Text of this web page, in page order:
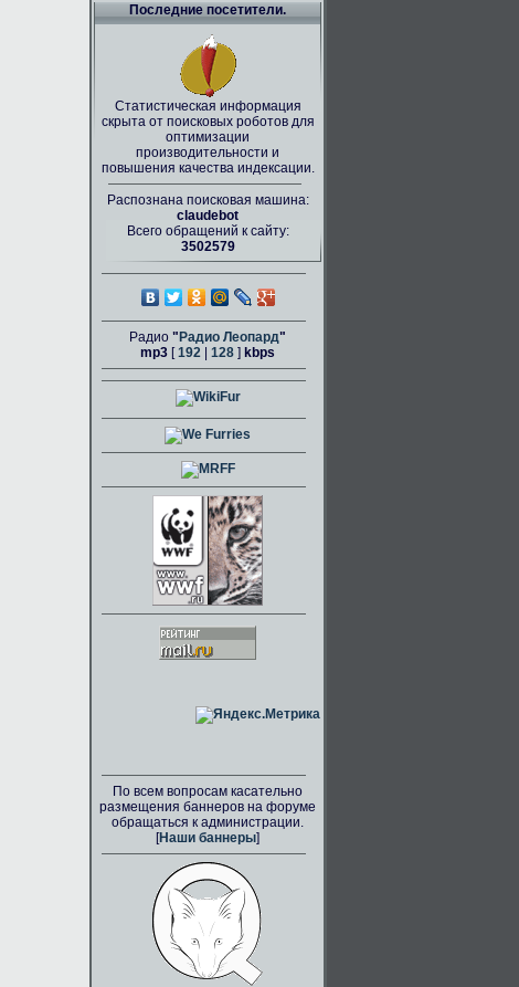
Последние посетители.
Статистическая информация
скрыта от поисковых роботов для
оптимизации
производительности и
повышения качества индексации.
Распознана поисковая машина:
claudebot
Всего обращений к сайту:
3502579
Радио " Радио Леопард"
mp3 [192 128 ] kbps
По всем вопросам касательно
размещения баннеров на форуме
обращаться к администрации.
[Наши баннеры]